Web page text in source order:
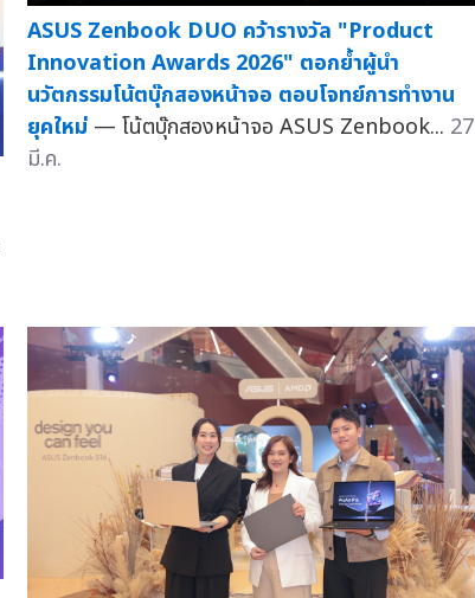
ASUS Zenbook DUO คว้ารางวัล "Product
Innovation Awards 2026" ตอกย้ำผู้นำ
นวัตกรรมโน้ตบุ๊กสองหน้าจอ ตอบโจทย์การทำงาน
ยุคใหม่ — โน้ตบุ๊กสองหน้าจอ ASUS Zenbook... 27
มี.ค.